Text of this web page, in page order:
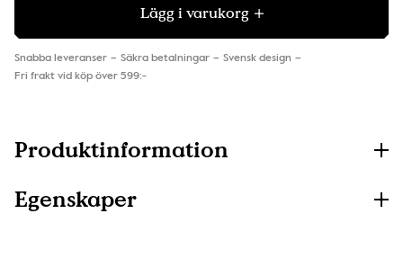
Lägg i varukorg
Snabba leveranser Säkra betalningar
Svensk design
Fri frakt vid köp över 599:-
Produktinformation
Egenskaper